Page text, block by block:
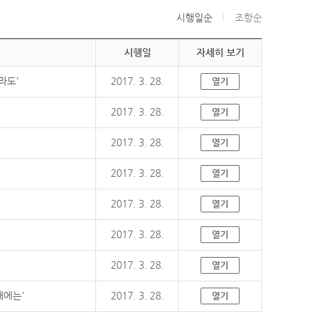
시행일순 조항순
시행일 자세히 보기
도' 2017. 3. 28. 열기
2017. 3. 28. 열기
2017. 3. 28. 열기
2017. 3. 28. 열기
2017. 3. 28. 열기
2017. 3. 28. 열기
2017. 3. 28. 열기
에는' 2017. 3. 28. 열기